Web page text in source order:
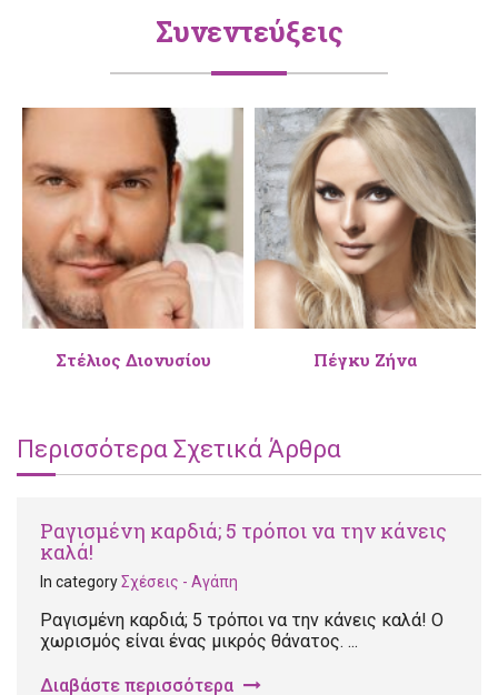
Συνεντεύξεις
Στέλιος Διονυσίου Πέγκυ Ζήνα
Περισσότερα Σχετικά Άρθρα
Ραγισμένη καρδιά; 5 τρόποι να την κάνεις
καλά!
In categoryΣχέσεις - Αγάπη
Ραγισμένη καρδιά; 5 τρόποι να την κάνεις καλά! Ο
χωρισμός είναι ένας μικρός θάνατος. ...
Διαβάστε περισσότερα